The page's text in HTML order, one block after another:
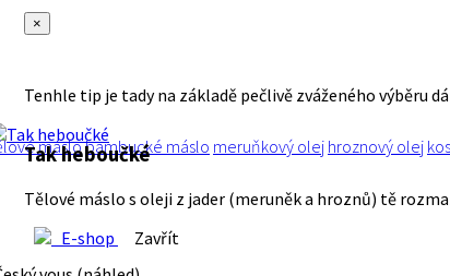
×
Tenhle tip je tady na základě pečlivě zváženého výběru
máslobambucké máslo meruňkový olej hroznový olej
Tak heboučké
Tělové máslo s oleji z jader (meruněk a hroznů) tě
E-shop
Zavřít